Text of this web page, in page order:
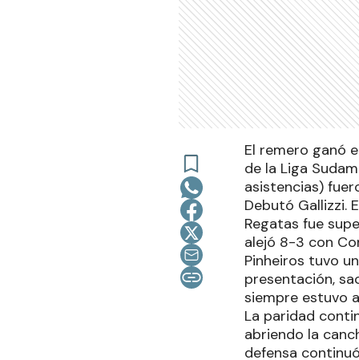
El remero ganó
de la Liga
asistencias)
Debutó Gallizzi.
Regatas fue
alejó 8-3 con
Pinheiros tuvo
presentación,
siempre estuvo
La paridad
abriendo la
defensa